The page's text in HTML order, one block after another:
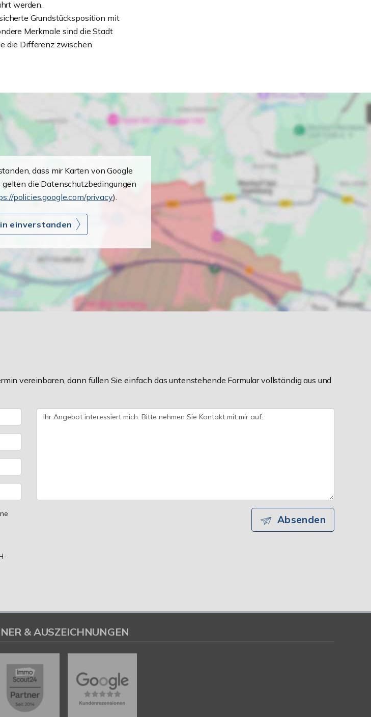
werden.
Grundstücksposition mit
Merkmale sind die Stadt
die Differenz zwischen
dass mir Karten von Google
gelten die Datenschutzbedingungen
policies.google.com/privacy).
einverstanden
vereinbaren, dann füllen Sie einfach das untenstehende Formular vollständig aus und
Absenden
& AUSZEICHNUNGEN